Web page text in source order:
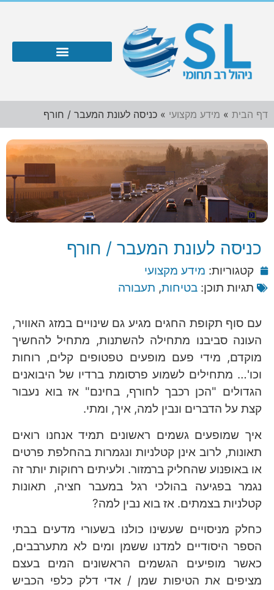
דף הבית » מידע מקצועי » כניסה לעונת המעבר / חורף
כניסה לעונת המעבר / חורף
קטגוריות: מידע מקצועי
תגיות תוכן: בטיחות, תעבורה
עם סוף תקופת החגים מגיע גם שינויים במזג האוויר,
העונה סביבנו מתחילה להשתנות, מתחיל להחשיך
מוקדם, מידי פעם מופעים טפטופים קלים, רוחות
וכו'… מתחילים לשמוע פרסומת ברדיו של היבואנים
הגדולים "הכן רכבך לחורף, בחינם" אז בוא נעבור
קצת על הדברים ונבין למה, איך, ומתי.
איך שמופעים גשמים ראשונים תמיד אנחנו רואים
תאונות, לרוב אינן קטלניות ונגמרות בהחלפת פרטים
או באופנוע שהחליק ברמזור. ולעיתים רחוקות יותר זה
נגמר בפגיעה בהולכי רגל במעבר חציה, תאונות
קטלניות בצמתים. אז בוא נבין למה?
כחלק מניסויים שעשינו כולנו בשעורי מדעים בבתי
הספר היסודיים למדנו ששמן ומים לא מתערבבים,
כאשר מופיעים הגשמים הראשונים המים בעצם
מציפים את הטיפות שמן / אדי דלק כלפי הכביש